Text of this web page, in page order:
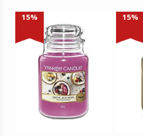
15% 15%